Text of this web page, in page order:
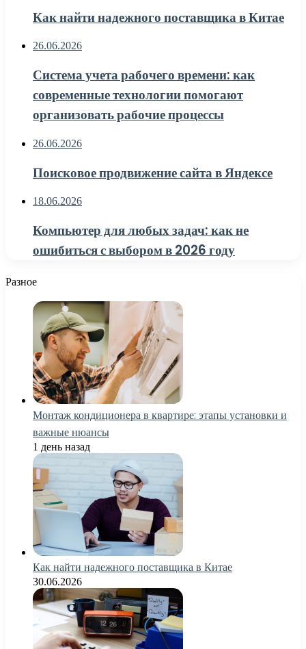
Как найти надежного поставщика в Китае
26.06.2026
Система учета рабочего времени: как
современные технологии помогают
организовать рабочие процессы
26.06.2026
Поисковое продвижение сайта в Яндексе
18.06.2026
Компьютер для любых задач: как не
ошибиться с выбором в 2026 году
Разное
Монтаж кондиционера в квартире: этапы установки и
важные нюансы
1 день назад
Как найти надежного поставщика в Китае
30.06.2026